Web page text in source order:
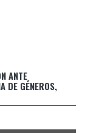
ANTE
DE GÉNEROS,
situaciones
y
de